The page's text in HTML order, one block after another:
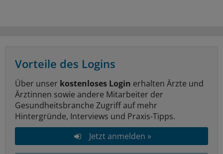
Vorteile des Logins
Über unser kostenloses Login erhalten Ärzte und
Ärztinnen sowie andere Mitarbeiter der
Gesundheitsbranche Zugriff auf mehr
Hintergründe, Interviews und Praxis-Tipps.
Jetzt anmelden »